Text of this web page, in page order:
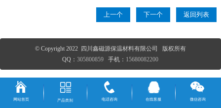
上一个 下一个 返回列表
© Copyright 2022 四川鑫磁源保温材料有限公司 版权所有
QQ：305800859 手机： 15680082200
网站首页 产品类别 电话咨询 在线客服 微信咨询